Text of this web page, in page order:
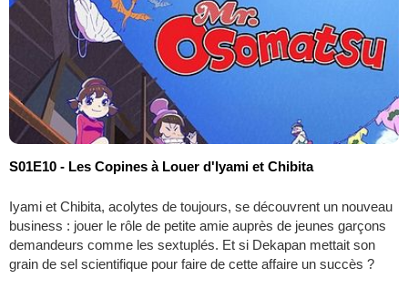
S01E10 - Les Copines à Louer d'Iyami et Chibita
Iyami et Chibita, acolytes de toujours, se découvrent un nouveau
business : jouer le rôle de petite amie auprès de jeunes garçons
demandeurs comme les sextuplés. Et si Dekapan mettait son
grain de sel scientifique pour faire de cette affaire un succès ?